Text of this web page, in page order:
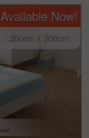
Available Now!
200cm x 200cm